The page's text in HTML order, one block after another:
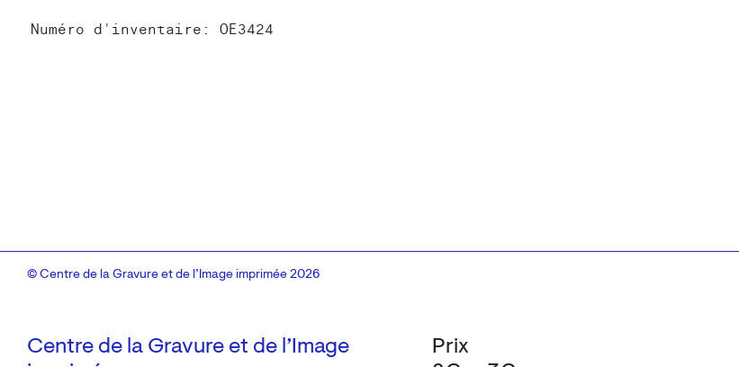
Numéro d'inventaire: OE3424
Centre de la Gravure et de l’Image
Prix
© Centre de la Gravure et de l’Image imprimée 2026